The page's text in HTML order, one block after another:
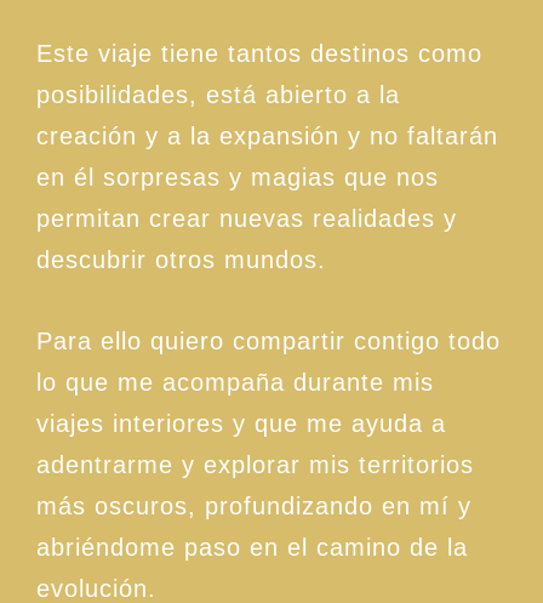
Este viaje tiene tantos destinos como
posibilidades, está abierto a la
creación y a la expansión y no faltarán
en él sorpresas y magias que nos
permitan crear nuevas realidades y
descubrir otros mundos.
Para ello quiero compartir contigo todo
lo que me acompaña durante mis
viajes interiores y que me ayuda a
adentrarme y explorar mis territorios
más oscuros, profundizando en mí y
abriéndome paso en el camino de la
evolución.